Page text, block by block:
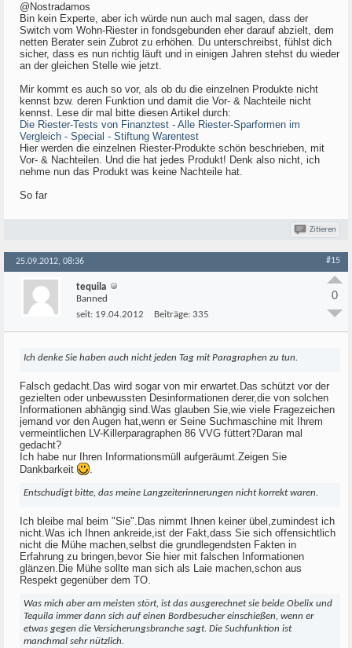
@Nostradamos
Bin kein Experte, aber ich würde nun auch mal sagen, dass der
Switch vom Wohn-Riester in fondsgebunden eher darauf abzielt, dem
netten Berater sein Zubrot zu erhöhen. Du unterschreibst, fühlst dich
sicher, dass es nun richtig läuft und in einigen Jahren stehst du wieder
an der gleichen Stelle wie jetzt.
Mir kommt es auch so vor, als ob du die einzelnen Produkte nicht
kennst bzw. deren Funktion und damit die Vor- & Nachteile nicht
kennst. Lese dir mal bitte diesen Artikel durch:
Die Riester-Tests von Finanztest - Alle Riester-Sparformen im
Vergleich - Special - Stiftung Warentest
Hier werden die einzelnen Riester-Produkte schön beschrieben, mit
Vor- & Nachteilen. Und die hat jedes Produkt! Denk also nicht, ich
nehme nun das Produkt was keine Nachteile hat.
So far
Zitieren
25.09.2012, 08:36 #15
tequila
Banned
seit: 19.04.2012 Beiträge: 335
0
Ich denke Sie haben auch nicht jeden Tag mit Paragraphen zu tun.
Falsch gedacht.Das wird sogar von mir erwartet.Das schützt vor der
gezielten oder unbewussten Desinformationen derer,die von solchen
Informationen abhängig sind.Was glauben Sie,wie viele Fragezeichen
jemand vor den Augen hat,wenn er Seine Suchmaschine mit Ihrem
vermeintlichen LV-Killerparagraphen 86 VVG füttert?Daran mal
gedacht?
Ich habe nur Ihren Informationsmüll aufgeräumt.Zeigen Sie
Dankbarkeit
.
Entschudigt bitte, das meine Langzeiterinnerungen nicht korrekt waren.
Ich bleibe mal beim "Sie".Das nimmt Ihnen keiner übel,zumindest ich
nicht.Was ich Ihnen ankreide,ist der Fakt,dass Sie sich offensichtlich
nicht die Mühe machen,selbst die grundlegendsten Fakten in
Erfahrung zu bringen,bevor Sie hier mit falschen Informationen
glänzen.Die Mühe sollte man sich als Laie machen,schon aus
Respekt gegenüber dem TO.
Was mich aber am meisten stört, ist das ausgerechnet sie beide Obelix und
Tequila immer dann sich auf einen Bordbesucher einschießen, wenn er
etwas gegen die Versicherungsbranche sagt. Die Suchfunktion ist
manchmal sehr nützlich.